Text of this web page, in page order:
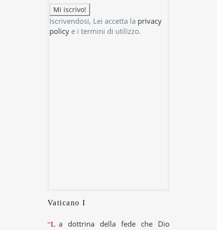
Iscrivendosi, Lei accetta la privacy
policye i termini di utilizzo.
Vaticano I
“La dottrina della fede che Dio